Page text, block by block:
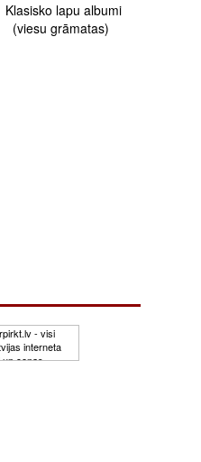
Klasisko lapu albumi
(viesu grāmatas)